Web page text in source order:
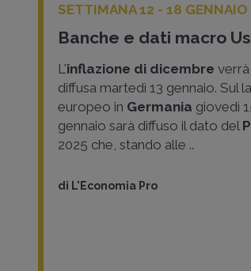
SETTIMANA 12 - 18 GENNAIO
Banche e dati macro
L'inflazione di dicembre verrà
diffusa martedì 13 gennaio. Sul
europeo in Germania giovedì
gennaio sarà diffuso il dato del
2025 che, stando alle ..
di L'Economia Pro